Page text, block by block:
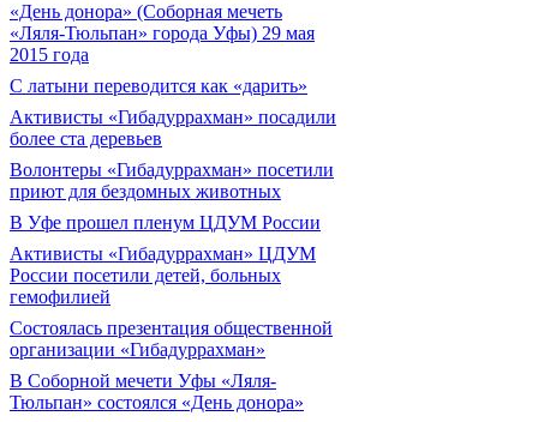
«День донора» (Соборная мечеть
«Ляля-Тюльпан» города Уфы) 29 мая
2015 года
С латыни переводится как «дарить»
Активисты «Гибадуррахман» посадили
более ста деревьев
Волонтеры «Гибадуррахман» посетили
приют для бездомных животных
В Уфе прошел пленум ЦДУМ России
Активисты «Гибадуррахман» ЦДУМ
России посетили детей, больных
гемофилией
Состоялась презентация общественной
организации «Гибадуррахман»
В Соборной мечети Уфы «Ляля-
Тюльпан» состоялся «День донора»